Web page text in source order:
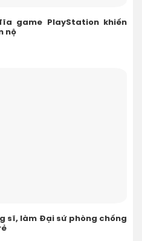
game PlayStation khiến
nộ
sĩ, làm Đại sứ phòng chống